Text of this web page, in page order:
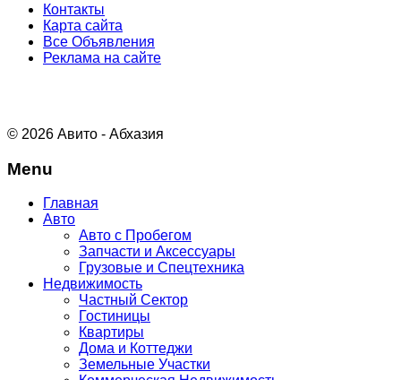
Контакты
Карта сайта
Все Объявления
Реклама на сайте
© 2026 Авито - Абхазия
Menu
Главная
Авто
Авто с Пробегом
Запчасти и Аксессуары
Грузовые и Спецтехника
Недвижимость
Частный Сектор
Гостиницы
Квартиры
Дома и Коттеджи
Земельные Участки